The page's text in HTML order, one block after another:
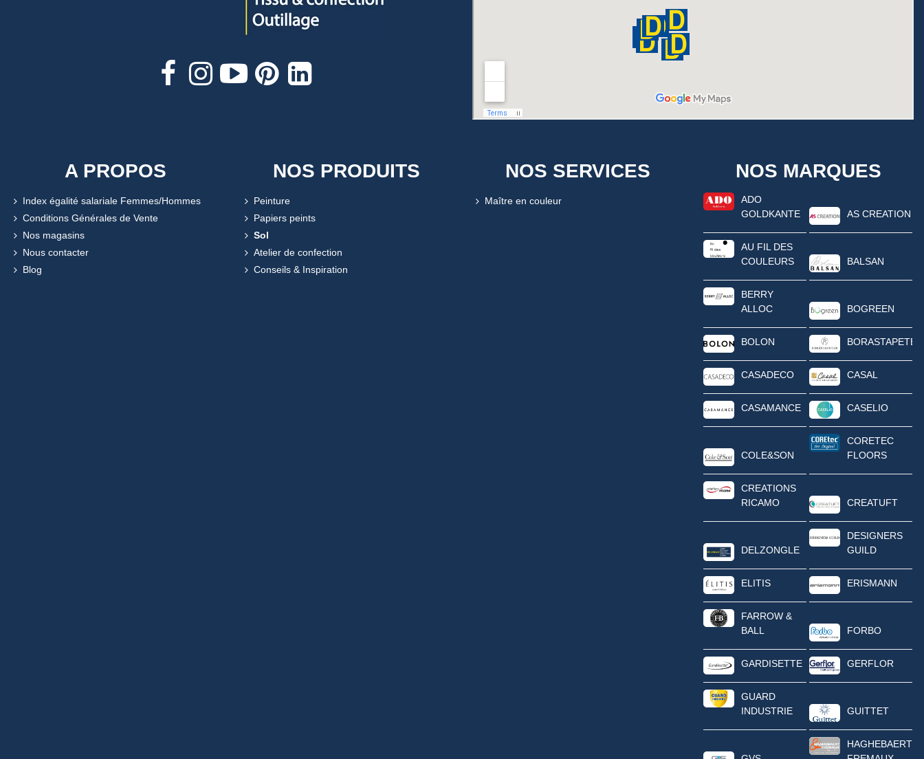
A PROPOS
Index égalité salariale Femmes/Hommes
Conditions Générales de Vente
Nos magasins
Nous contacter
Blog
NOS PRODUITS
Peinture
Papiers peints
Sol
Atelier de confection
Conseils & Inspiration
NOS SERVICES
Maître en couleur
NOS MARQUES
ADO
GOLDKANTE
AS CREATION
AU FIL DES
COULEURS
BALSAN
BERRY
ALLOC
BOGREEN
BOLON BORASTAPETER
CASADECO CASAL
CASAMANCE CASELIO
COLE&SON
CORETEC
FLOORS
CREATIONS
RICAMO
CREATUFT
DELZONGLE
DESIGNERS
GUILD
ELITIS ERISMANN
FARROW &
BALL
FORBO
GARDISETTE GERFLOR
GUARD
INDUSTRIE
GUITTET
HAGHEBAERT